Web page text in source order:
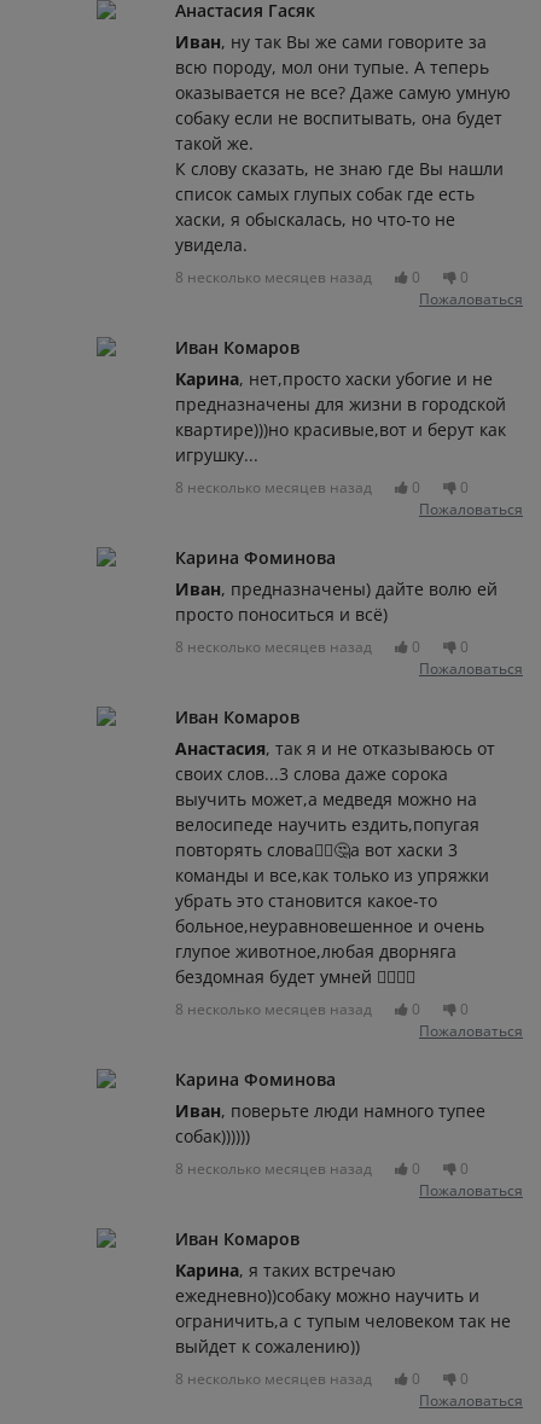
Анастасия Гасяк
Иван, ну так Вы же сами говорите за
всю породу, мол они тупые. А теперь
оказывается не все? Даже самую умную
собаку если не воспитывать, она будет
такой же.
К слову сказать, не знаю где Вы нашли
список самых глупых собак где есть
хаски, я обыскалась, но что-то не
увидела.
8 несколько месяцев назад 0
0
Пожаловаться
Иван Комаров
Карина, нет,просто хаски убогие и не
предназначены для жизни в городской
квартире)))но красивые,вот и берут как
игрушку...
8 несколько месяцев назад 0
0
Пожаловаться
Карина Фоминова
Иван, предназначены) дайте волю ей
просто поноситься и всё)
8 несколько месяцев назад 0
0
Пожаловаться
Иван Комаров
Анастасия, так я и не отказываюсь от
своих слов...3 слова даже сорока
выучить может,а медведя можно на
велосипеде научить ездить,попугая
повторять слова🤷‍♂️🤔а вот хаски 3
команды и все,как только из упряжки
убрать это становится какое-то
больное,неуравновешенное и очень
глупое животное,любая дворняга
бездомная будет умней 🤷‍♂️🤷‍♂️
8 несколько месяцев назад 0
0
Пожаловаться
Карина Фоминова
Иван, поверьте люди намного тупее
собак))))))
8 несколько месяцев назад 0
0
Пожаловаться
Иван Комаров
Карина, я таких встречаю
ежедневно))собаку можно научить и
ограничить,а с тупым человеком так не
выйдет к сожалению))
8 несколько месяцев назад 0
0
Пожаловаться